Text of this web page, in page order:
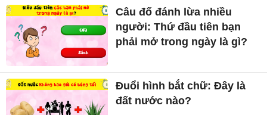
Câu đố đánh lừa nhiều
người: Thứ đầu tiên bạn
phải mở trong ngày là gì?
Đuổi hình bắt chữ: Đây là
đất nước nào?